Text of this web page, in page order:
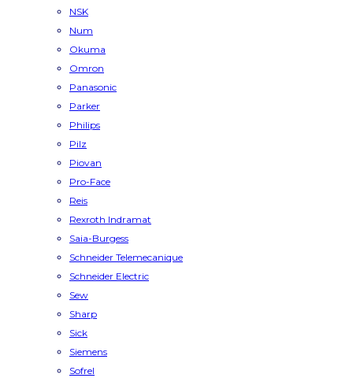
NSK
Num
Okuma
Omron
Panasonic
Parker
Philips
Pilz
Piovan
Pro-Face
Reis
Rexroth Indramat
Saia-Burgess
Schneider Telemecanique
Schneider Electric
Sew
Sharp
Sick
Siemens
Sofrel